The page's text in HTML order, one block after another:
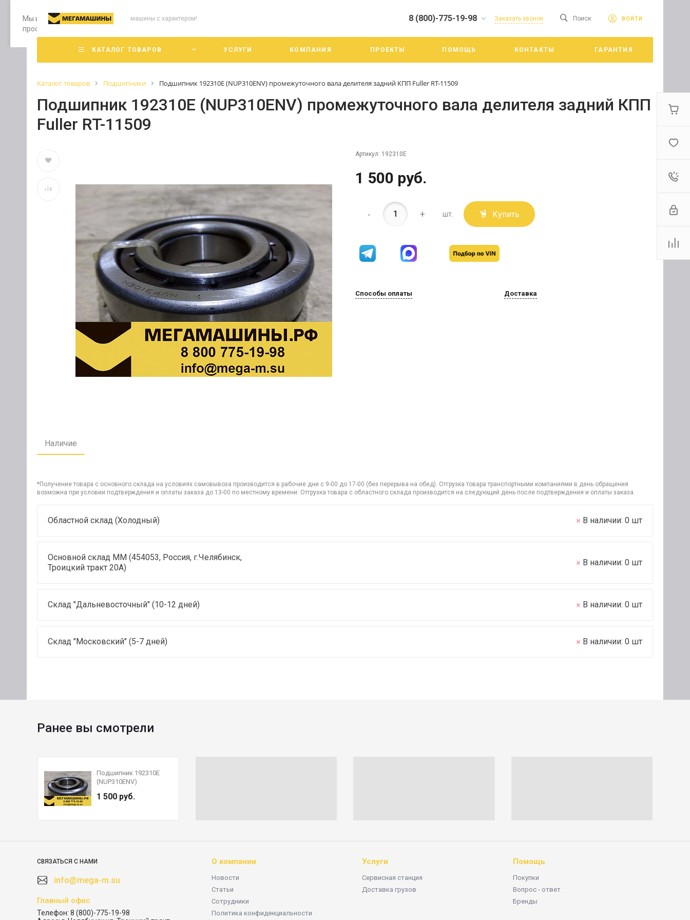
Мы используем файлы cookie, разработанные нашими специалистами и третьими лицами, для анализа событий на нашем веб-сайте. Продолжая
просмотр страниц нашего сайта, вы принимаете условия его использования. Более подробные сведения смотрите в Политике конфиденциальности
Принять
машины с характером! 8 (800)-775-19-98
г. Челябинск ул. Троицкий
тракт 20А/3
Cб-Вс: Выходной
Заказать звонок Поиск ВОЙТИ
КАТАЛОГ ТОВАРОВ УСЛУГИ КОМПАНИЯ ПРОЕКТЫ ПОМОЩЬ КОНТАКТЫ ГАРАНТИЯ
Каталог товаров Подшипники Подшипник 192310E (NUP310ENV) промежуточного вала делителя задний КПП Fuller RT-11509
Подшипник 192310E (NUP310ENV) промежуточного вала делителя задний КПП
Fuller RT-11509
Артикул: 192310E
1 500 руб.
- + шт. Купить
Способы оплаты Доставка
Наличие
*Получение товара с основного склада на условиях самовывоза производится в рабочие дни с 9-00 до 17-00 (без перерыва на обед). Отгрузка товара транспортными компаниями в день обращения
возможна при условии подтверждения и оплаты заказа до 13-00 по местному времени. Отгрузка товара с областного склада производится на следующий день после подтверждения и оплаты заказа.
Областной склад (Холодный) В наличии: 0 шт
Основной склад ММ (454053, Россия, г.Челябинск,
Троицкий тракт 20А)
В наличии: 0 шт
Склад "Дальневосточный" (10-12 дней) В наличии: 0 шт
Склад "Московский" (5-7 дней) В наличии: 0 шт
Ранее вы смотрели
Подшипник 192310E
(NUP310ENV)
делителя задний КПП
1 500 руб.
СВЯЗАТЬСЯ С НАМИ
info@mega-m.su
Главный офис
Телефон: 8 (800)-775-19-98
О компании
Новости
Статьи
Сотрудники
Политика конфиденциальности
Услуги
Сервисная станция
Доставка грузов
Помощь
Покупки
Вопрос - ответ
Бренды